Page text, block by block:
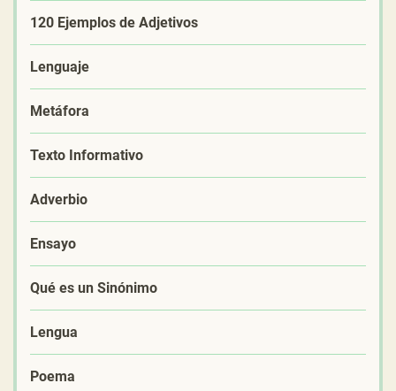
120 Ejemplos de Adjetivos
Lenguaje
Metáfora
Texto Informativo
Adverbio
Ensayo
Qué es un Sinónimo
Lengua
Poema